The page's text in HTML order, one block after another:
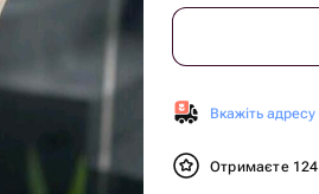
Вкажіть адресу
Отримаєте